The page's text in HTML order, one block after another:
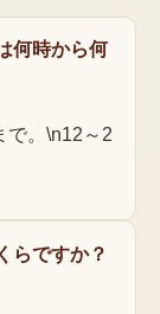
何時から何
で。\n12～2
らですか？